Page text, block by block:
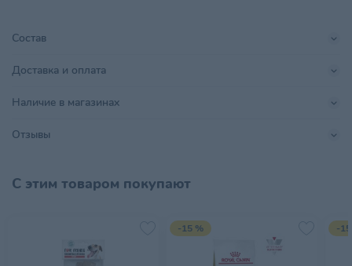
Производитель
Страна происхождения
Тип питомца
Состав
Доставка и оплата
Наличие в магазинах
Отзывы
С этим товаром покупают
-15 % -